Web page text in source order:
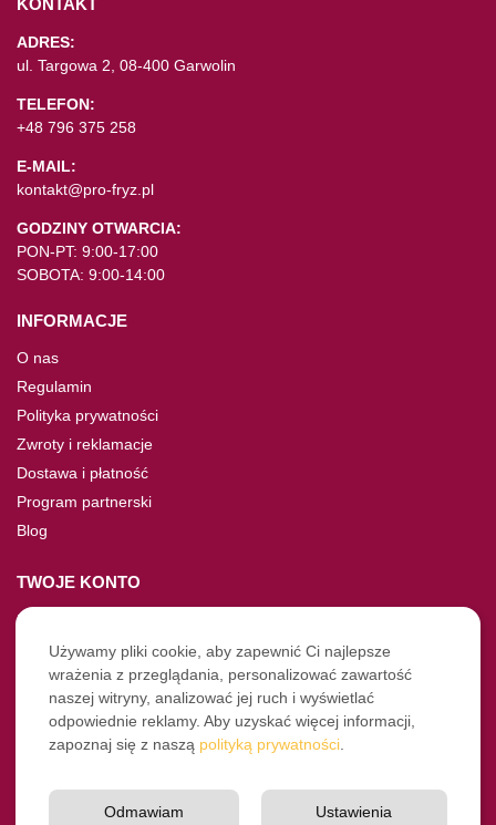
KONTAKT
ADRES:
ul. Targowa 2, 08-400 Garwolin
TELEFON:
+48 796 375 258
E-MAIL:
kontakt@pro-fryz.pl
GODZINY OTWARCIA:
PON-PT: 9:00-17:00
SOBOTA: 9:00-14:00
INFORMACJE
O nas
Regulamin
Polityka prywatności
Zwroty i reklamacje
Dostawa i płatność
Program partnerski
Blog
TWOJE KONTO
Moje konto
Nie pamiętasz hasła?
Twoje zamówienia
NASZE SOCIALE
Instagram
Używamy pliki cookie, aby zapewnić Ci najlepsze
wrażenia z przeglądania, personalizować zawartość
naszej witryny, analizować jej ruch i wyświetlać
odpowiednie reklamy. Aby uzyskać więcej informacji,
zapoznaj się z naszą polityką prywatności
Ustawienia
Odmawiam